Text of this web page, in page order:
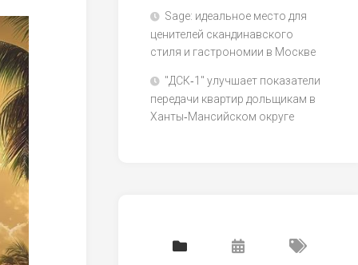
Sage: идеальное место для
ценителей скандинавского
стиля и гастрономии в Москве
"ДСК‑1" улучшает показатели
передачи квартир дольщикам в
Ханты‑Мансийском округе